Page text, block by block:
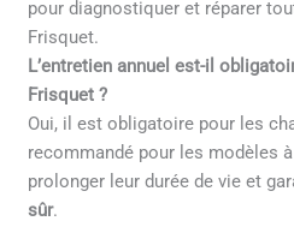
pour diagnostiquer et réparer
Frisquet.
L’entretien annuel est-il
Frisquet ?
Oui, il est obligatoire pour les
recommandé pour les modèles
prolonger leur durée de vie et
sûr.